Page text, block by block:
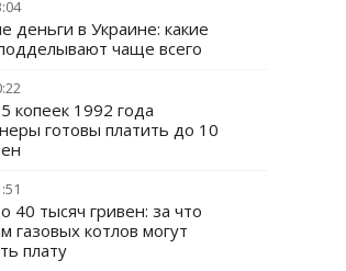
деньги в Украине: какие
чаще всего
копеек 1992 года
готовы платить до 10
тысяч гривен: за что
газовых котлов могут
плату